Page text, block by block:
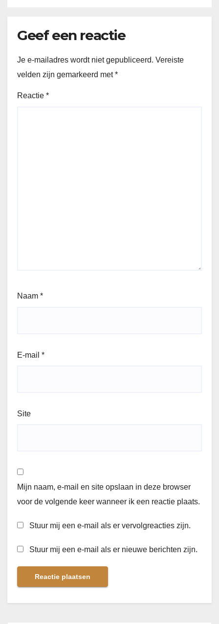
Geef een reactie
Je e-mailadres wordt niet gepubliceerd. Vereiste
velden zijn gemarkeerd met*
Reactie *
Naam *
E-mail *
Site
Mijn naam, e-mail en site opslaan in deze browser
voor de volgende keer wanneer ik een reactie plaats.
Stuur mij een e-mail als er vervolgreacties zijn.
Stuur mij een e-mail als er nieuwe berichten zijn.